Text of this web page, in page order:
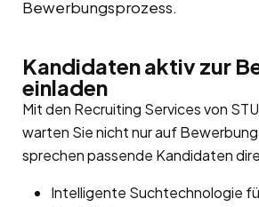
Bewerbungsprozess.
Kandidaten aktiv zur
einladen
Mit den Recruiting Services von
warten Sie nicht nur auf
sprechen passende Kandidaten
Intelligente Suchtechnologie